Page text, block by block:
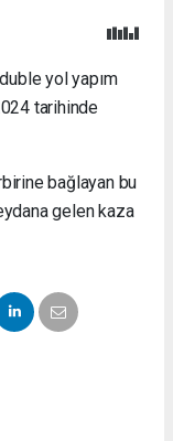
yol yapım
tarihinde
bağlayan bu
gelen kaza